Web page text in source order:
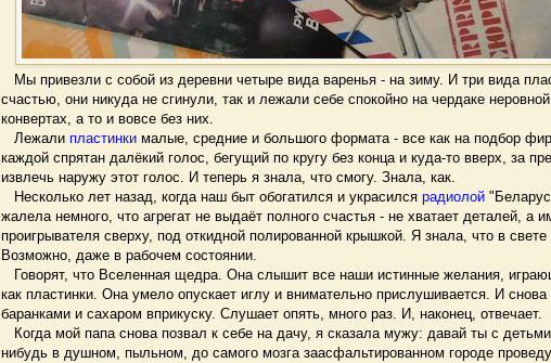
Мы привезли с собой из деревни четыре вида варенья - на зиму. И три вида
счастью, они никуда не сгинули, так и лежали себе спокойно на чердаке
конвертах, а то и вовсе без них.
Лежали пластинки малые, средние и большого формата - все как на подбор
каждой спрятан далёкий голос, бегущий по кругу без конца и куда-то вверх, за
извлечь наружу этот голос. И теперь я знала, что смогу. Знала, как.
Несколько лет назад, когда наш быт обогатился и украсился радиолой
жалела немного, что агрегат не выдаёт полного счастья - не хватает деталей, а
проигрывателя сверху, под откидной полированной крышкой. Я знала, что в свете
Возможно, даже в рабочем состоянии.
Говорят, что Вселенная щедра. Она слышит все наши истинные желания,
как пластинки. Она умело опускает иглу и внимательно прислушивается. И
баранками и сахаром вприкуску. Слушает опять, много раз. И, наконец, отвечает.
Когда мой папа снова позвал к себе на дачу, я сказала мужу: давай ты с
нибудь в душном, пыльном, до самого мозга заасфальтированном городе